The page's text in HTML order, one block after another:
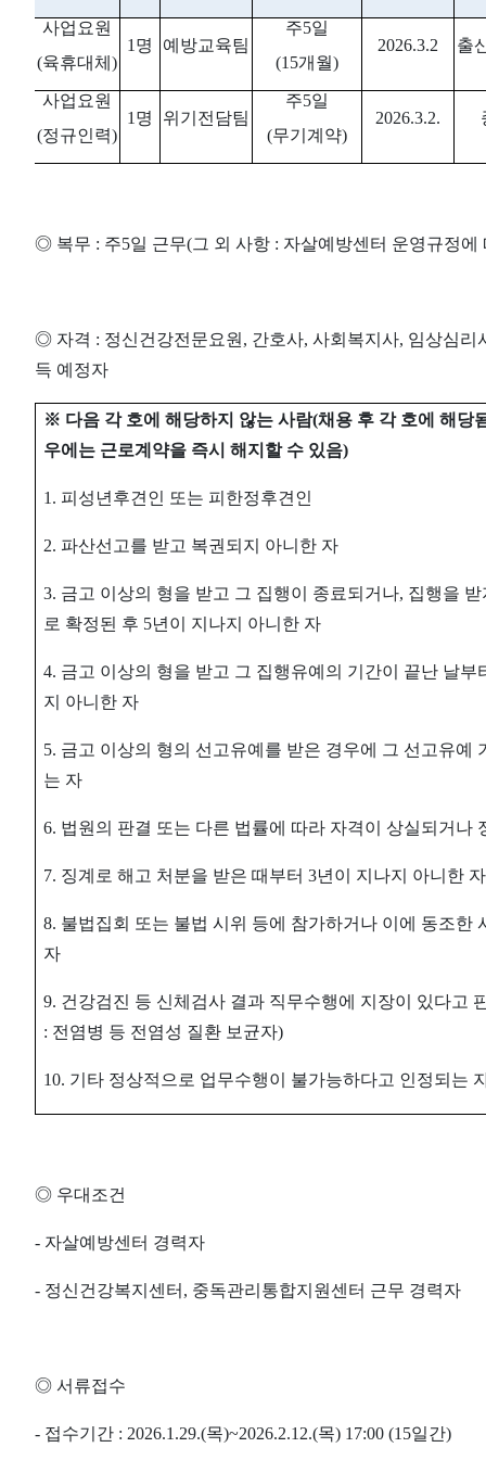
사업요원
(육휴대체 )
1 명 예방교육팀
주5일
(15개월)
2026.3.2 출
사업요원
(정규인력)
1 명 위기전담팀
주5일
(무기계약)
2026.3.2.
◎ 복무 : 주5일 근무(그 외 사항 : 자살예방센터 운영규정에
◎ 자격 : 정신건강전문요원 , 간호사, 사회복지사, 임상심리
득 예정자
※ 다음 각 호에 해당하지 않는 사람(채용 후 각 호에 해당
우에는 근로계약을 즉시 해지할 수 있음)
1. 피성년후견인 또는 피한정후견인
2. 파산선고를 받고 복권되지 아니한 자
3. 금고 이상의 형을 받고 그 집행이 종료되거나, 집행을
로 확정된 후 5년이 지나지 아니한 자
4. 금고 이상의 형을 받고 그 집행유예의 기간이 끝난 날부
지 아니한 자
5. 금고 이상의 형의 선고유예를 받은 경우에 그 선고유예
는 자
6. 법원의 판결 또는 다른 법률에 따라 자격이 상실되거나
7. 징계로 해고 처분을 받은 때부터 3년이 지나지 아니한 자
8. 불법집회 또는 불법 시위 등에 참가하거나 이에 동조한
자
9. 건강검진 등 신체검사 결과 직무수행에 지장이 있다고
: 전염병 등 전염성 질환 보균자)
10. 기타 정상적으로 업무수행이 불가능하다고 인정되는
◎ 우대조건
- 자살예방센터 경력자
- 정신건강복지센터 , 중독관리통합지원센터 근무 경력자
◎ 서류접수
- 접수기간 : 2026.1.29.(목)~2026.2.12.(목) 17:00 (15일간)